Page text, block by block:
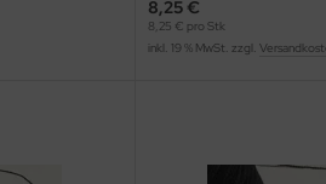
8,25 €
8,25 € pro Stk
inkl. 19 % MwSt. zzgl.